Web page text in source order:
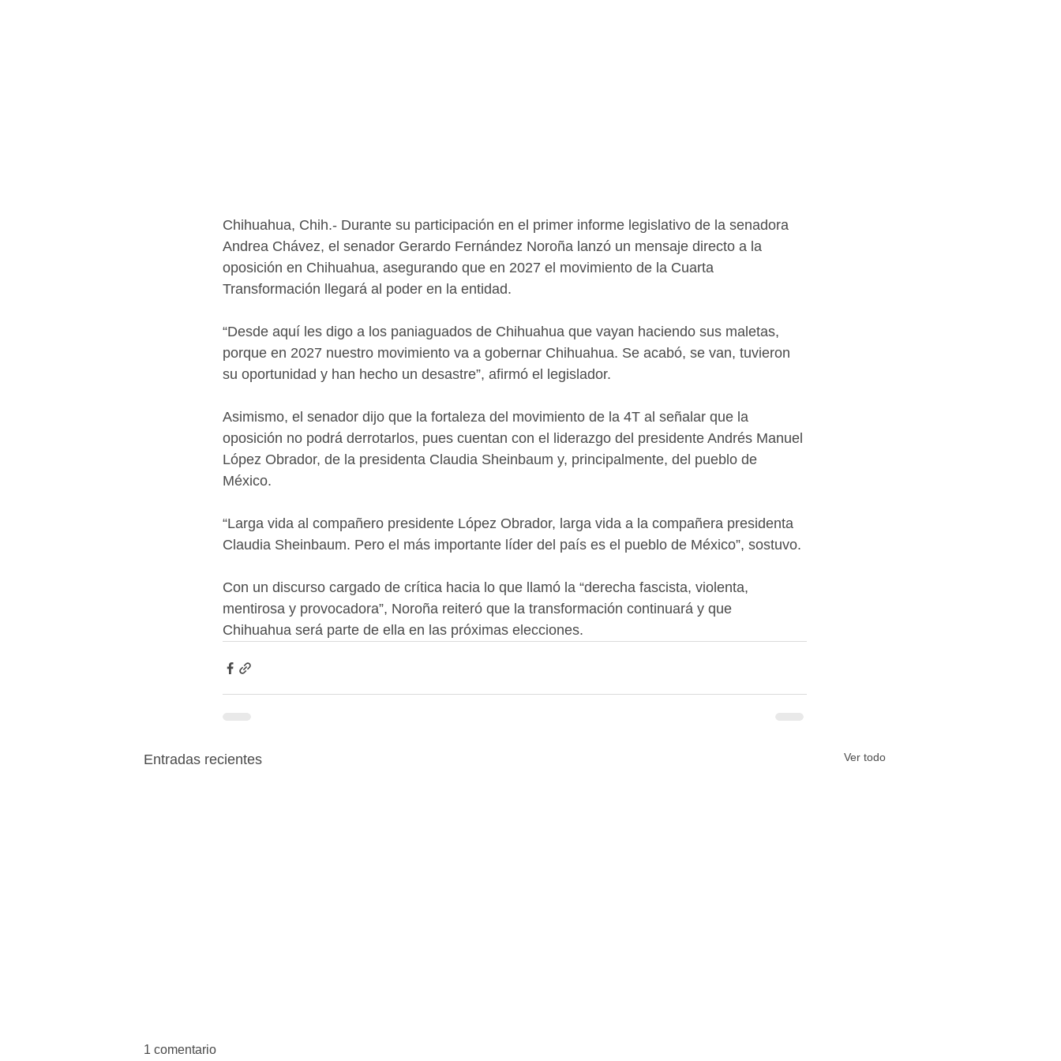
Chihuahua, Chih.- Durante su participación en el primer informe legislativo de la senadora
Andrea Chávez, el senador Gerardo Fernández Noroña lanzó un mensaje directo a la
oposición en Chihuahua, asegurando que en 2027 el movimiento de la Cuarta
Transformación llegará al poder en la entidad.
“Desde aquí les digo a los paniaguados de Chihuahua que vayan haciendo sus maletas,
porque en 2027 nuestro movimiento va a gobernar Chihuahua. Se acabó, se van, tuvieron
su oportunidad y han hecho un desastre”, afirmó el legislador.
Asimismo, el senador dijo que la fortaleza del movimiento de la 4T al señalar que la
oposición no podrá derrotarlos, pues cuentan con el liderazgo del presidente Andrés Manuel
López Obrador, de la presidenta Claudia Sheinbaum y, principalmente, del pueblo de
México.
“Larga vida al compañero presidente López Obrador, larga vida a la compañera presidenta
Claudia Sheinbaum. Pero el más importante líder del país es el pueblo de México”, sostuvo.
Con un discurso cargado de crítica hacia lo que llamó la “derecha fascista, violenta,
mentirosa y provocadora”, Noroña reiteró que la transformación continuará y que
Chihuahua será parte de ella en las próximas elecciones.
Entradas recientes Ver todo
1 comentario